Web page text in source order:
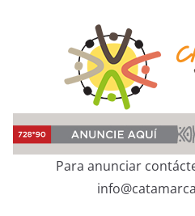
Para anunciar